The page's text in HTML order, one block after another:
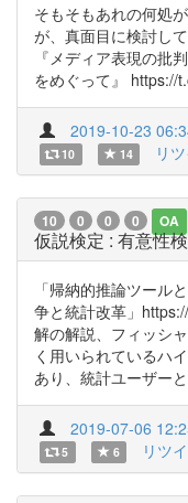
そもそもあれの何処
が、真面目に検討し
『メディア表現の批
をめぐって』 https://
2019-10-23
10 14 リ
10 0 0 0 OA
仮説検定 : 有意性
「帰納的推論ツール
争と統計改革」
解の解説、フィッシ
く用いられているハ
あり、統計ユーザー
2019-07-06
5 6 リツ